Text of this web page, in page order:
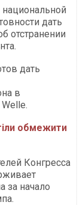
дать
отстранении
дать
в
обмежити
Конгресса
за начало